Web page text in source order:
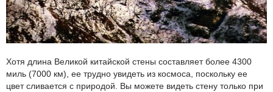
Хотя длина Великой китайской стены составляет более 4300
миль (7000 км), ее трудно увидеть из космоса, поскольку ее
цвет сливается с природой. Вы можете видеть стену только при